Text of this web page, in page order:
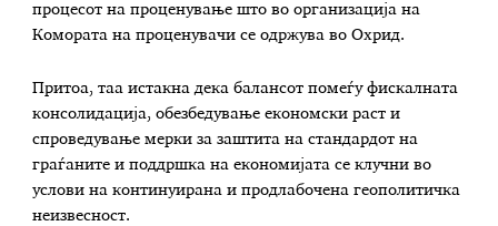
процесот на проценување што во организација на
Комората на проценувачи се одржува во Охрид.
Притоа, таа истакна дека балансот помеѓу фискалната
консолидација, обезбедување економски раст и
спроведување мерки за заштита на стандардот на
граѓаните и поддршка на економијата се клучни во
услови на континуирана и продлабочена геополитичка
неизвесност.